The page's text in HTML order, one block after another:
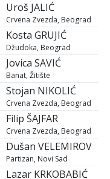
Uroš JALIĆ
Crvena Zvezda, Beograd
Kosta GRUJIĆ
Džudoka, Beograd
Jovica SAVIĆ
Banat, Žitište
Stojan NIKOLIĆ
Crvena Zvezda, Beograd
Filip ŠAJFAR
Crvena Zvezda, Beograd
Dušan VELEMIROV
Partizan, Novi Sad
Lazar KRKOBABIĆ